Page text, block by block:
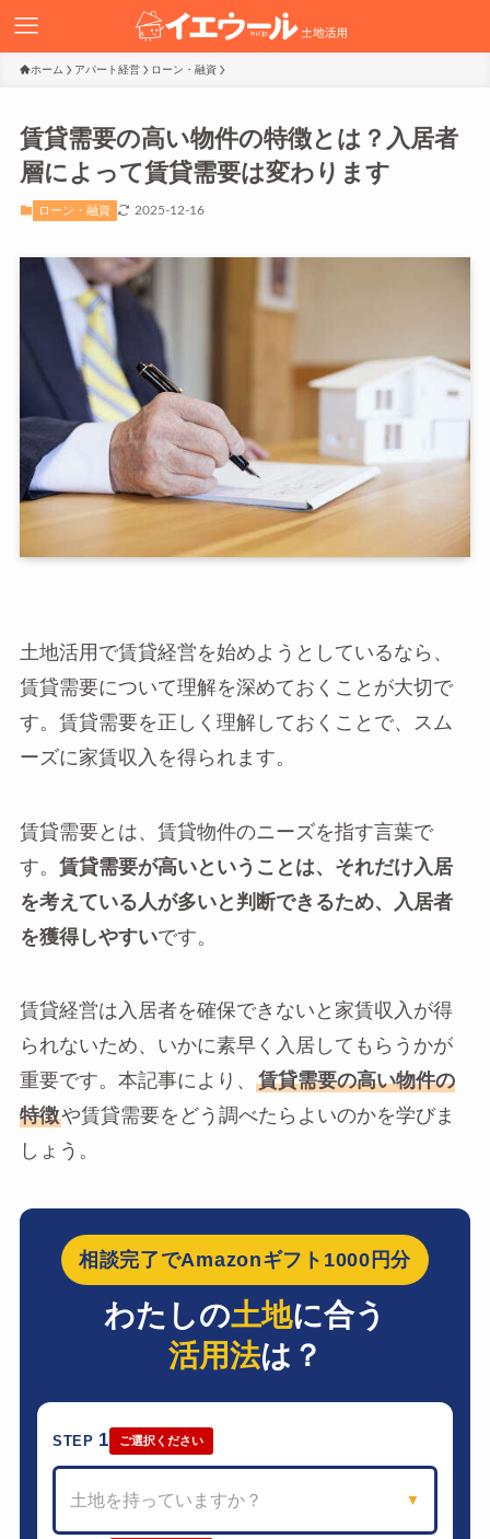
ホーム アパート経営 ローン・融資
賃貸需要の高い物件の特徴とは？入居者
層によって賃貸需要は変わります
ローン・融資 2025-12-16
土地活用で賃貸経営を始めようとしているなら、
賃貸需要について理解を深めておくことが大切で
す。賃貸需要を正しく理解しておくことで、スム
ーズに家賃収入を得られます。
賃貸需要とは、賃貸物件のニーズを指す言葉で
す。 賃貸需要が高いということは、それだけ入居
を考えている人が多いと判断できるため、入居者
を獲得しやすいです。
賃貸経営は入居者を確保できないと家賃収入が得
られないため、いかに素早く入居してもらうかが
重要です。本記事により、
賃貸需要の高い物件の
特徴や賃貸需要をどう調べたらよいのかを学びま
しょう。
相談完了でAmazonギフト1000円分
わたしの土地に合う
活用法は？
STEP 1 ご選択ください
土地を持っていますか？ ▼